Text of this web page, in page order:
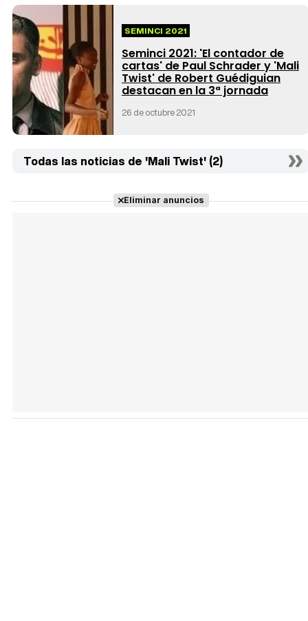
SEMINCI 2021
Seminci 2021: 'El contador de
cartas' de Paul Schrader y 'Mali
Twist' de Robert Guédiguian
destacan en la 3ª jornada
26 de octubre 2021
Todas las noticias de 'Mali Twist' (2)
Eliminar anuncios